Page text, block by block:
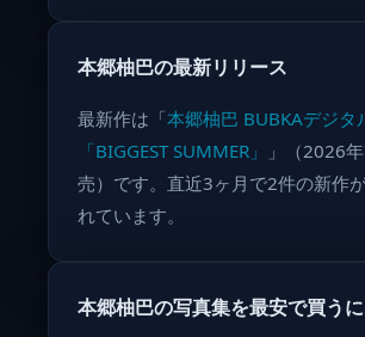
本郷柚巴の最新リリース
最新作は「本郷柚巴 BUBKAデジタ
「BIGGEST SUMMER」
」（2026
売）です。直近3ヶ月で2件の新作
れています。
本郷柚巴の写真集を最安で買う